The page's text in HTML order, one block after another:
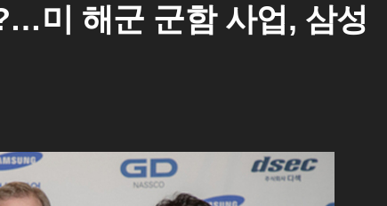
미 해군 군함 사업, 삼성